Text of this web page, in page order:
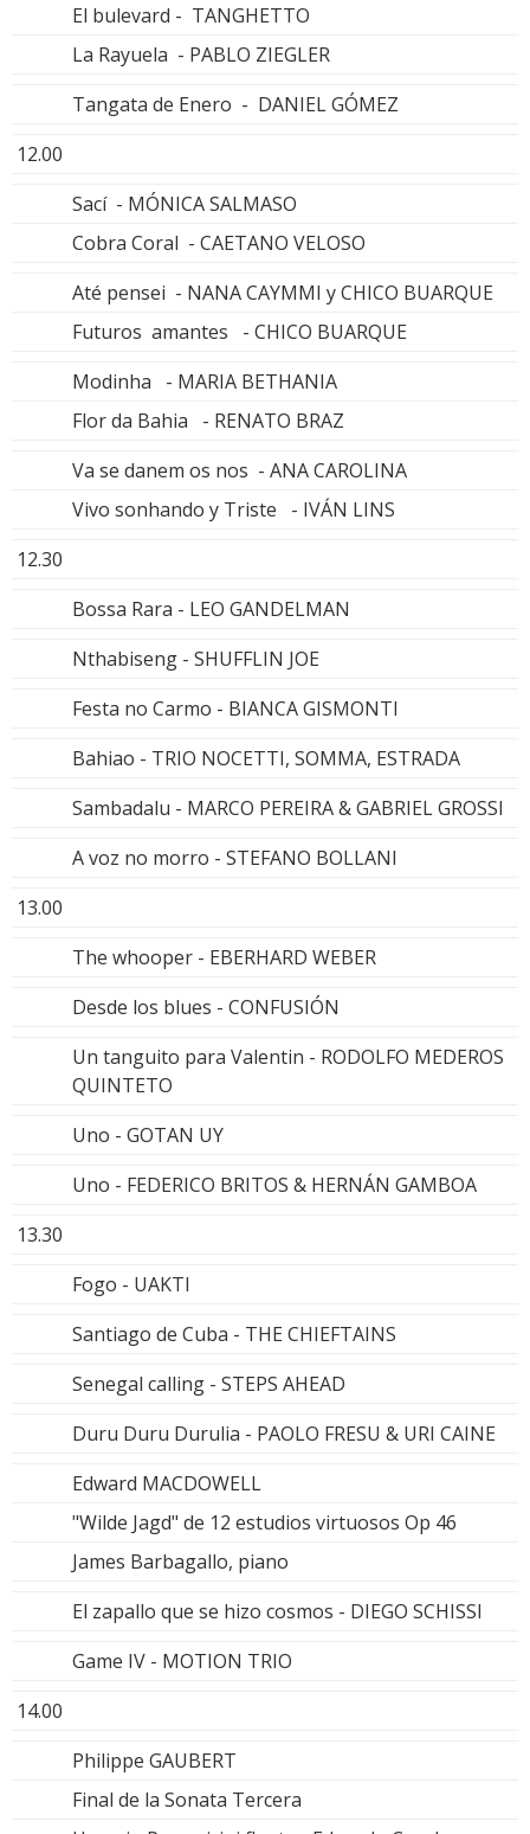
El bulevard - TANGHETTO
La Rayuela - PABLO ZIEGLER
Tangata de Enero - DANIEL GÓMEZ
12.00
Sací - MÓNICA SALMASO
Cobra Coral - CAETANO VELOSO
Até pensei - NANA CAYMMI y CHICO BUARQUE
Futuros amantes - CHICO BUARQUE
Modinha - MARIA BETHANIA
Flor da Bahia - RENATO BRAZ
Va se danem os nos - ANA CAROLINA
Vivo sonhando y Triste - IVÁN LINS
12.30
Bossa Rara - LEO GANDELMAN
Nthabiseng - SHUFFLIN JOE
Festa no Carmo - BIANCA GISMONTI
Bahiao - TRIO NOCETTI, SOMMA, ESTRADA
Sambadalu - MARCO PEREIRA & GABRIEL GROSSI
A voz no morro - STEFANO BOLLANI
13.00
The whooper - EBERHARD WEBER
Desde los blues - CONFUSIÓN
Un tanguito para Valentin - RODOLFO MEDEROS
QUINTETO
Uno - GOTAN UY
Uno - FEDERICO BRITOS & HERNÁN GAMBOA
13.30
Fogo - UAKTI
Santiago de Cuba - THE CHIEFTAINS
Senegal calling - STEPS AHEAD
Duru Duru Durulia - PAOLO FRESU & URI CAINE
Edward MACDOWELL
"Wilde Jagd" de 12 estudios virtuosos Op 46
James Barbagallo, piano
El zapallo que se hizo cosmos - DIEGO SCHISSI
Game IV - MOTION TRIO
14.00
Philippe GAUBERT
Final de la Sonata Tercera